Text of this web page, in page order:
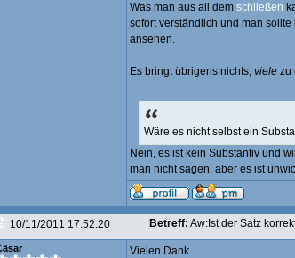
Was man aus all dem schließen
sofort verständlich und man
ansehen.
Es bringt übrigens nichts, viele zu
Wäre es nicht selbst ein
Nein, es ist kein Substantiv und
man nicht sagen, aber es ist
10/11/2011 17:52:20 Betreff: Aw:Ist der Satz
Vielen Dank.